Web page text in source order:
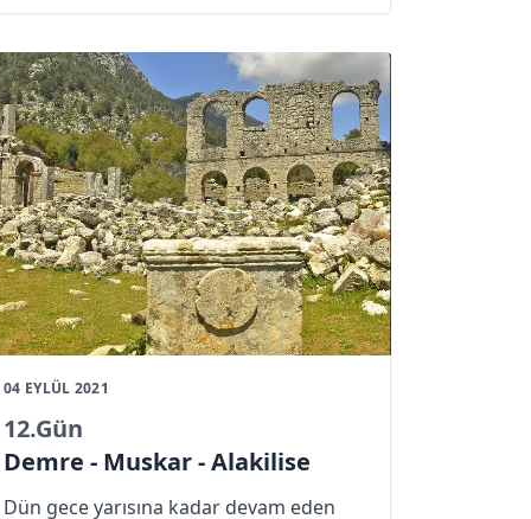
Kahvaltımızı Erdal Kaptan’ın otelinin
edip yola koyuluyoruz. Haftalık
meterolojik hava şartları yürüyüş için
oldukça uygun.
04 EYLÜL 2021
12.Gün
Demre - Muskar - Alakilise
Dün gece yarısına kadar devam eden